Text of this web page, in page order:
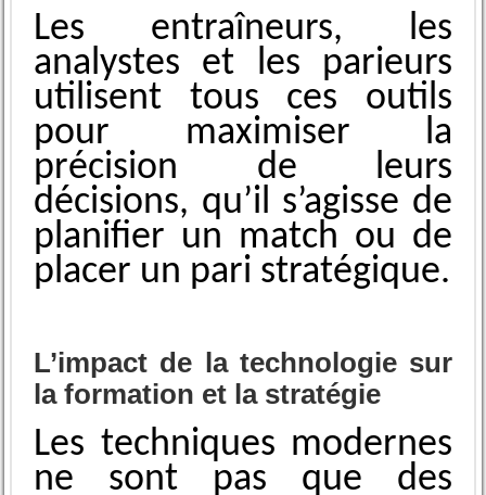
Les entraîneurs, les
analystes et les parieurs
utilisent tous ces outils
pour maximiser la
précision de leurs
décisions, qu’il s’agisse de
planifier un match ou de
placer un pari stratégique.
L’impact de la technologie sur
la formation et la stratégie
Les techniques modernes
ne sont pas que des